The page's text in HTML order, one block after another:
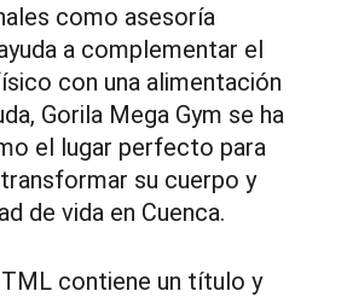
como asesoría
a complementar el
con una alimentación
Gorila Mega Gym se ha
el lugar perfecto para
su cuerpo y
de vida en Cuenca.
contiene un título y